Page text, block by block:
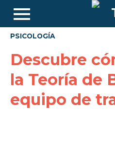
PSICOLOGÍA
Descubre
la Teoría de
equipo de